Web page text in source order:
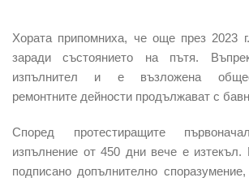
Хората припомниха, че още през 2023
заради състоянието на пътя.
изпълнител и е възложена
ремонтните дейности продължават с
Според протестиращите
изпълнение от 450 дни вече е
подписано допълнително